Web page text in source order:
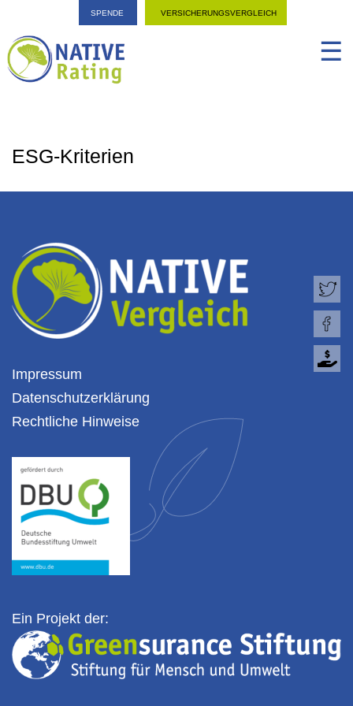
SPENDE VERSICHERUNGSVERGLEICH
☰
ESG-Kriterien
Impressum
Datenschutzerklärung
Rechtliche Hinweise
Ein Projekt der: